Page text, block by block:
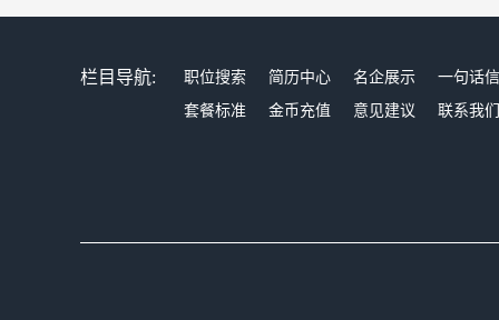
栏目导航: 职位搜索 简历中心 名企展示 一句话
套餐标准
金币充值 意见建议 联系我们